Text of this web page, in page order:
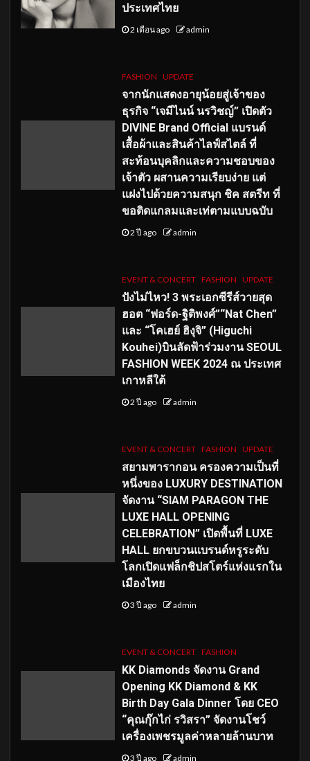
ประเทศไทย
2 เดือน ago admin
FASHION UPDATE
จากนักแสดงอายุน้อยสู่เจ้าของ
ธุรกิจ “เจมีไนน์ นรวิชญ์” เปิดตัว
DIVINE Brand Official แบรนด์
เสื้อผ้าและสินค้าไลฟ์สไตล์ ที่
สะท้อนบุคลิกและความชอบของ
เจ้าตัว ผสานความเรียบง่าย แต่
แฝงไปด้วยความสนุก ชิค สตรีท ที่
ขอติดแกลมและเท่ตามแบบฉบับ
2 ปี ago admin
EVENT & CONCERT FASHION UPDATE
ปังไม่ไหว! 3 พระเอกซีรีส์วายสุด
ฮอต “ฟอร์ด-ฐิติพงศ์”“Nat Chen”
และ “โคเฮย์ ฮิงุจิ” (Higuchi
Kouhei)บินลัดฟ้าร่วมงาน SEOUL
FASHION WEEK 2024 ณ ประเทศ
เกาหลีใต้
2 ปี ago admin
EVENT & CONCERT FASHION UPDATE
สยามพารากอน ครองความเป็นที่
หนึ่งของ LUXURY DESTINATION
จัดงาน “SIAM PARAGON THE
LUXE HALL OPENING
CELEBRATION” เปิดพื้นที่ LUXE
HALL ยกขบวนแบรนด์หรูระดับ
โลกเปิดแฟล็กชิปสโตร์แห่งแรกใน
เมืองไทย
3 ปี ago admin
EVENT & CONCERT FASHION
KK Diamonds จัดงาน Grand
Opening KK Diamond & KK
Birth Day Gala Dinner โดย CEO
“คุณกุ๊กไก่ รวิสรา” จัดงานโชว์
เครื่องเพชรมูลค่าหลายล้านบาท
3 ปี ago admin